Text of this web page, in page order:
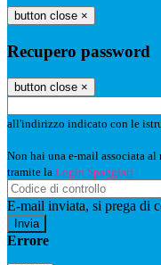
button close ×
Recupero password
button close ×
all'indirizzo indicato con le
Non hai una e-mail associata
tramite la Login Spaggiari
E-mail inviata, si prega di
Errore